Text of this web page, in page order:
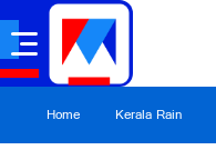
Home Kerala Rain